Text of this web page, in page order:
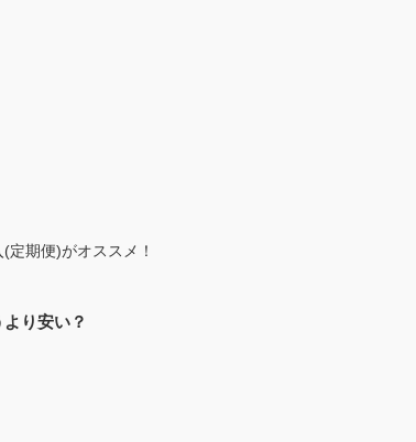
定期便)がオススメ！
り安い？